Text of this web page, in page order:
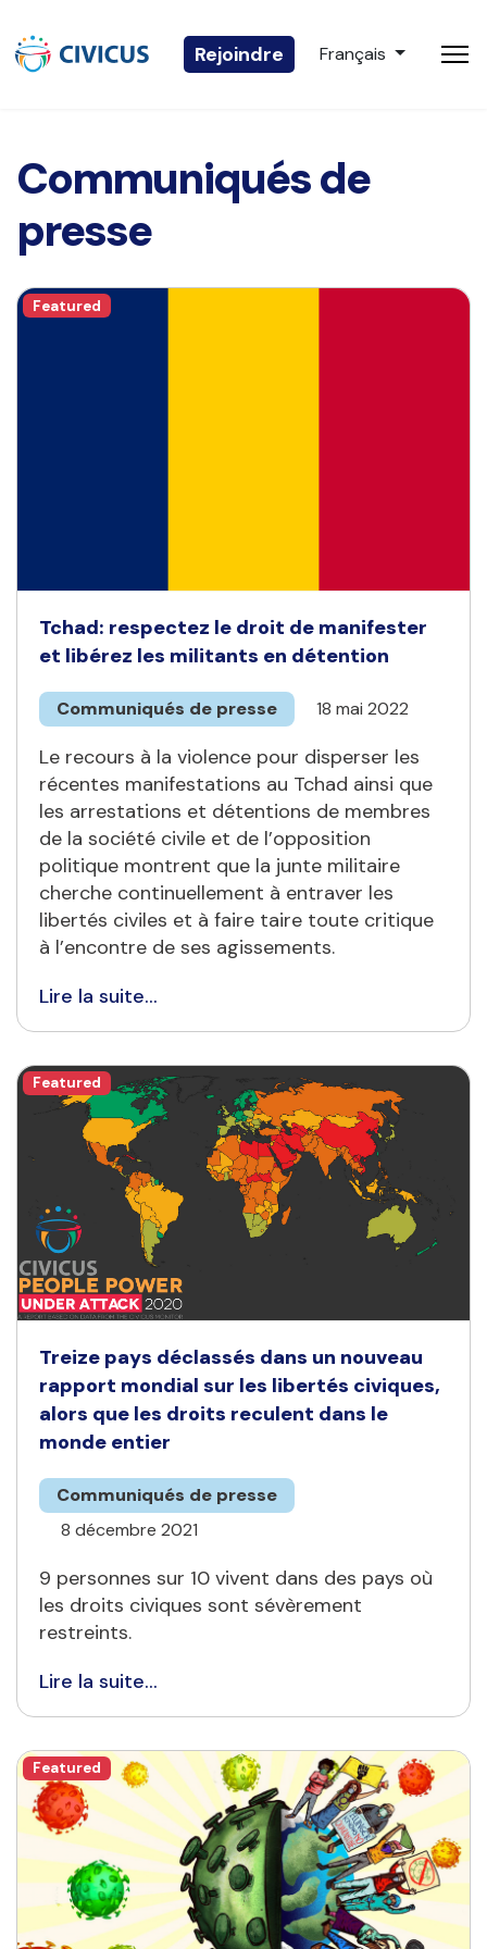
Rejoindre Sélectionnez votre
Français
Communiqués de
presse
Featured
Tchad: respectez le droit de manifester
et libérez les militants en détention
Communiqués de presse 18 mai 2022
Le recours à la violence pour disperser les
récentes manifestations au Tchad ainsi que
les arrestations et détentions de membres
de la société civile et de l’opposition
politique montrent que la junte militaire
cherche continuellement à entraver les
libertés civiles et à faire taire toute critique
à l’encontre de ses agissements.
Lire la suite...
Featured
Treize pays déclassés dans un nouveau
rapport mondial sur les libertés civiques,
alors que les droits reculent dans le
monde entier
Communiqués de presse
8 décembre 2021
9 personnes sur 10 vivent dans des pays où
les droits civiques sont sévèrement
restreints.
Lire la suite...
Featured